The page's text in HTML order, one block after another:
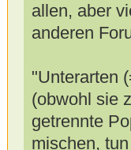
allen, aber
anderen
"Unterarten
(obwohl sie
getrennte
mischen,